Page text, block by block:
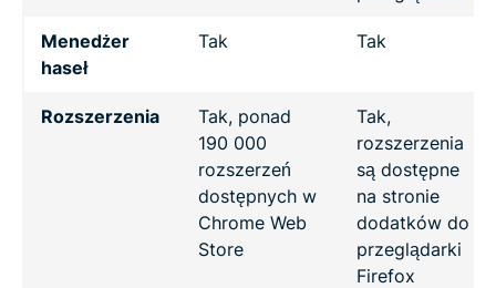
Menedżer
haseł
Tak Tak
Rozszerzenia
Tak, ponad
190 000
rozszerzeń
dostępnych w
Chrome Web
Store
Tak,
rozszerzenia
są dostępne
na stronie
dodatków do
przeglądarki
Firefox